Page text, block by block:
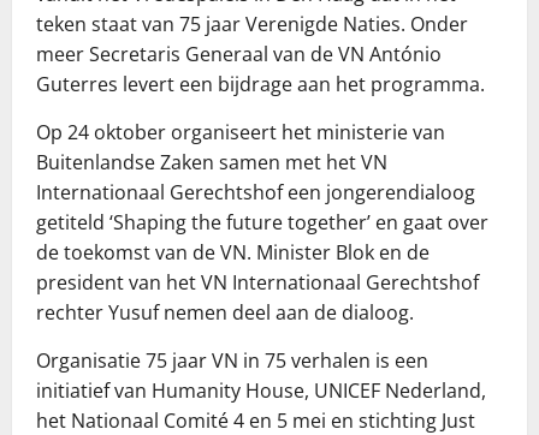
teken staat van 75 jaar Verenigde Naties. Onder
meer Secretaris Generaal van de VN António
Guterres levert een bijdrage aan het programma.
Op 24 oktober organiseert het ministerie van
Buitenlandse Zaken samen met het VN
Internationaal Gerechtshof een jongerendialoog
getiteld ‘Shaping the future together’ en gaat over
de toekomst van de VN. Minister Blok en de
president van het VN Internationaal Gerechtshof
rechter Yusuf nemen deel aan de dialoog.
Organisatie 75 jaar VN in 75 verhalen is een
initiatief van Humanity House, UNICEF Nederland,
het Nationaal Comité 4 en 5 mei en stichting Just